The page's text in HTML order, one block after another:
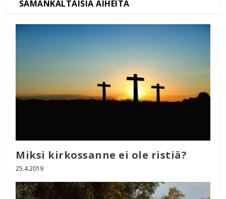
Miksi kirkossanne ei ole ristiä?
25.4.2019